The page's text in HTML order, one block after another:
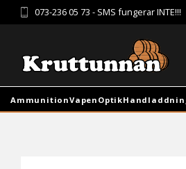
073-236 05 73 - SMS fungerar INTE!!!
AmmunitionVapen Optik